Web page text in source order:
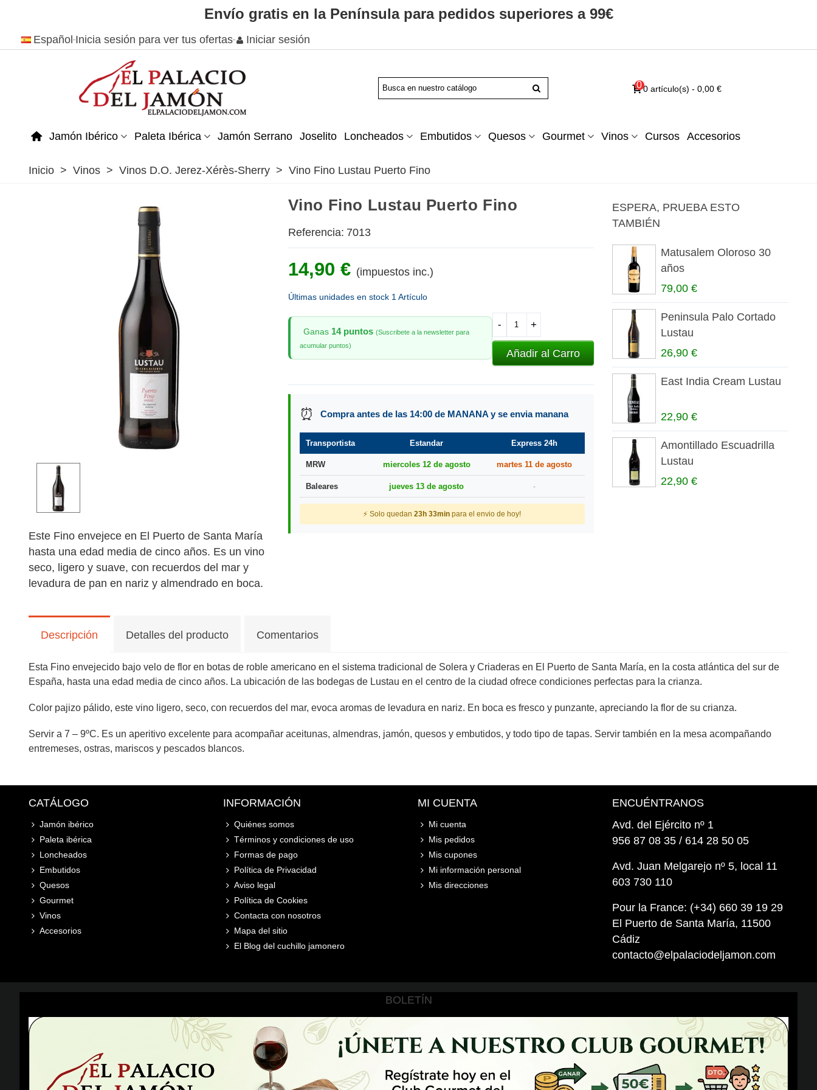
Envío gratis en la Península para pedidos superiores a 99€
Español Inicia sesión para ver tus ofertas Iniciar sesión
00 artículo(s) - 0,00 €
Jamón Ibérico Paleta Ibérica Jamón Serrano Joselito Loncheados Embutidos Quesos Gourmet Vinos Cursos Accesorios
Inicio > Vinos > Vinos D.O. Jerez-Xérès-Sherry > Vino Fino Lustau Puerto Fino
Este Fino envejece en El Puerto de Santa María
hasta una edad media de cinco años. Es un vino
seco, ligero y suave, con recuerdos del mar y
levadura de pan en nariz y almendrado en boca.
Vino Fino Lustau Puerto Fino
Referencia: 7013
14,90 € (impuestos inc.)
Últimas unidades en stock 1 Artículo
Ganas 14 puntos (Suscribete a la newsletter para
acumular puntos)
- +
Añadir al Carro
⏰ Compra antes de las 14:00 de MANANA y se envia manana
Transportista Estandar Express 24h
MRW miercoles 12 de agosto martes 11 de agosto
Baleares jueves 13 de agosto -
⚡ Solo quedan23h 33min para el envio de hoy!
ESPERA, PRUEBA ESTO
TAMBIÉN
Matusalem Oloroso 30
años
79,00 €
Peninsula Palo Cortado
Lustau
26,90 €
East India Cream Lustau
22,90 €
Amontillado Escuadrilla
Lustau
22,90 €
Descripción Detalles del producto Comentarios
Esta Fino envejecido bajo velo de flor en botas de roble americano en el sistema tradicional de Solera y Criaderas en El Puerto de Santa María, en la costa atlántica del sur de
España, hasta una edad media de cinco años. La ubicación de las bodegas de Lustau en el centro de la ciudad ofrece condiciones perfectas para la crianza.
Color pajizo pálido, este vino ligero, seco, con recuerdos del mar, evoca aromas de levadura en nariz. En boca es fresco y punzante, apreciando la flor de su crianza.
Servir a 7 – 9ºC. Es un aperitivo excelente para acompañar aceitunas, almendras, jamón, quesos y embutidos, y todo tipo de tapas. Servir también en la mesa acompañando
entremeses, ostras, mariscos y pescados blancos.
CATÁLOGO
Jamón ibérico
Paleta ibérica
Loncheados
Embutidos
Quesos
Gourmet
Vinos
Accesorios
INFORMACIÓN
Quiénes somos
Términos y condiciones de uso
Formas de pago
Política de Privacidad
Aviso legal
Política de Cookies
Contacta con nosotros
Mapa del sitio
El Blog del cuchillo jamonero
MI CUENTA
Mi cuenta
Mis pedidos
Mis cupones
Mi información personal
Mis direcciones
ENCUÉNTRANOS
Avd. del Ejército nº 1
956 87 08 35 / 614 28 50 05
Avd. Juan Melgarejo nº 5, local 11
603 730 110
Pour la France: (+34) 660 39 19 29
El Puerto de Santa María, 11500
Cádiz
contacto@elpalaciodeljamon.com
BOLETÍN